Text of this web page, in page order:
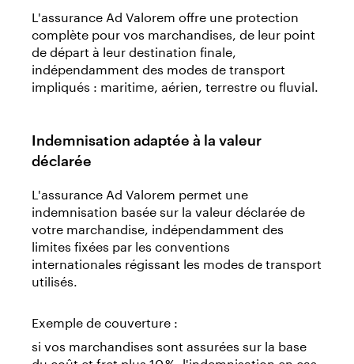
L'assurance Ad Valorem offre une protection
complète pour vos marchandises, de leur point
de départ à leur destination finale,
indépendamment des modes de transport
impliqués : maritime, aérien, terrestre ou fluvial.
Indemnisation adaptée à la valeur
déclarée
L'assurance Ad Valorem permet une
indemnisation basée sur la valeur déclarée de
votre marchandise, indépendamment des
limites fixées par les conventions
internationales régissant les modes de transport
utilisés.
Exemple de couverture :
si vos marchandises sont assurées sur la base